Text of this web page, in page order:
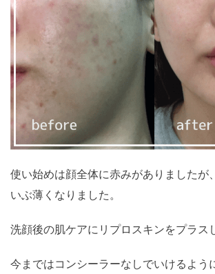
使い始めは顔全体に赤みがありましたが
いぶ薄くなりました。
洗顔後の肌ケアにリプロスキンをプラス
今まではコンシーラーなしでいけるよう